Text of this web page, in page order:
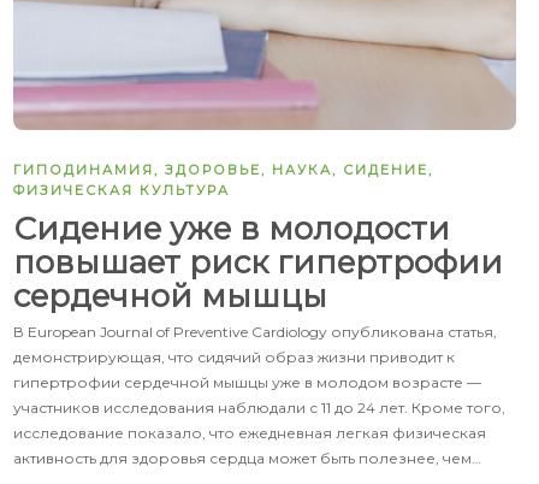
ГИПОДИНАМИЯ, ЗДОРОВЬЕ, НАУКА, СИДЕНИЕ,
ФИЗИЧЕСКАЯ КУЛЬТУРА
Сидение уже в молодости
повышает риск гипертрофии
сердечной мышцы
В European Journal of Preventive Cardiology опубликована статья,
демонстрирующая, что сидячий образ жизни приводит к
гипертрофии сердечной мышцы уже в молодом возрасте —
участников исследования наблюдали с 11 до 24 лет. Кроме того,
исследование показало, что ежедневная легкая физическая
активность для здоровья сердца может быть полезнее, чем…